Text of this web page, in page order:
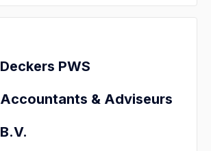
Deckers PWS
Accountants & Adviseurs
B.V.